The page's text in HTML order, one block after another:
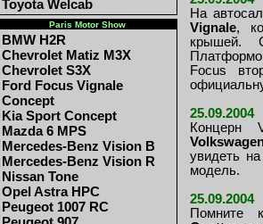
Toyota Welcab
Paris Motor Show
BMW H2R
Chevrolet Matiz M3X
Chevrolet S3X
Ford Focus Vignale
Concept
Kia Sport Concept
Mazda 6 MPS
Mercedes-Benz Vision B
Mercedes-Benz Vision R
Nissan Tone
Opel Astra HPC
Peugeot 1007 RC
На
Vignale,
крышей.
Focus
25.09.2004
Концерн
увидеть
модель.
25.09.2004
Помните